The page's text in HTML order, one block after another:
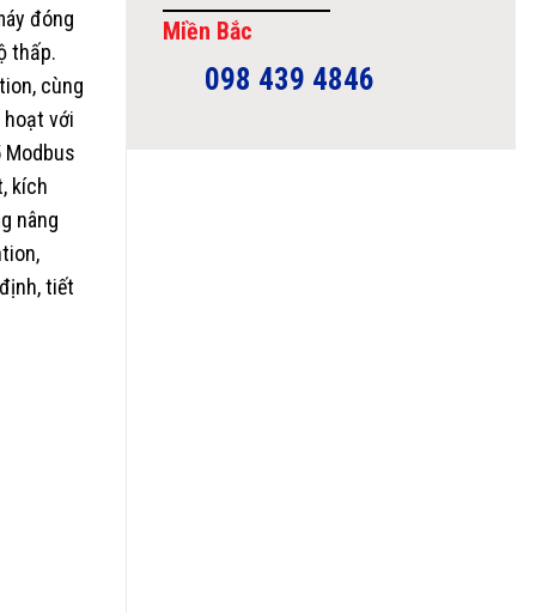
Miền Bắc
098 439 4846
đóng
thấp.
cùng
hoạt với
Modbus
kích
nâng
tiết